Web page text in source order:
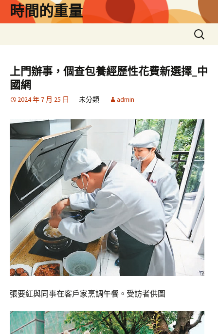
時間的重量
搜
尋
鍵
字:
上門辦事，個查包養經歷性花費新選擇_中
國網
2024 年 7 月 25 日 未分類 admin
張要紅與同事在客戶家烹調午餐。受訪者供圖